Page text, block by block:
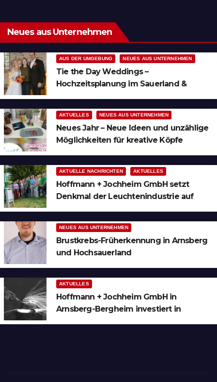
Neues aus Unternehmen
AUS DER UMGEBUNG NEUES AUS UNTERNEHMEN
Tie the Day Weddings –
Hochzeitsplanung im Sauerland &
AKTUELLES NEUES AUS UNTERNEHMEN
Neues Jahr – Neue Ideen und unzählige
Möglichkeiten für kreative Köpfe
AKTUELLE NACHRICHTEN AKTUELLES
Hoffmann + Jochheim GmbH setzt
Denkmal der Leuchtenindustrie auf
NEUES AUS UNTERNEHMEN
Brustkrebs-Früherkennung in Arnsberg
und Hochsauerland
AKTUELLES
Hoffmann + Jochheim GmbH in
Arnsberg-Bergheim investiert in